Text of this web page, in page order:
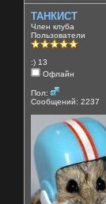
ТАНКИСТ
Член клуба
Пользователи
:) 13
Офлайн
Пол:
Сообщений: 2237